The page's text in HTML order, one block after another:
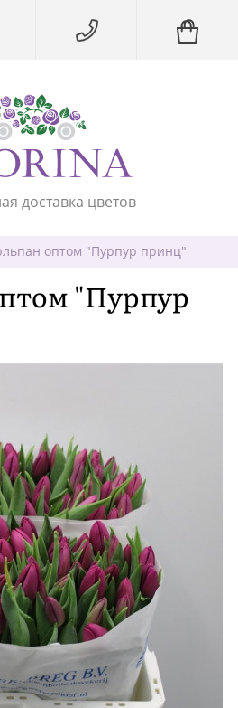
доставка цветов
оптом "Пурпур принц"
"Пурпур